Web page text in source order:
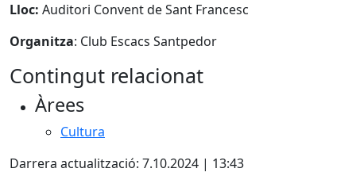
Lloc: Auditori Convent de Sant Francesc
Organitza: Club Escacs Santpedor
Contingut relacionat
Àrees
Cultura
Darrera actualització: 7.10.2024 | 13:43